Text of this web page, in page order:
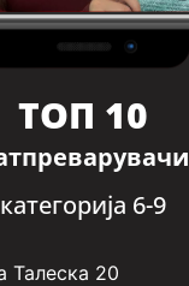
ТОП 10
категорија 6-9
Талеска 20